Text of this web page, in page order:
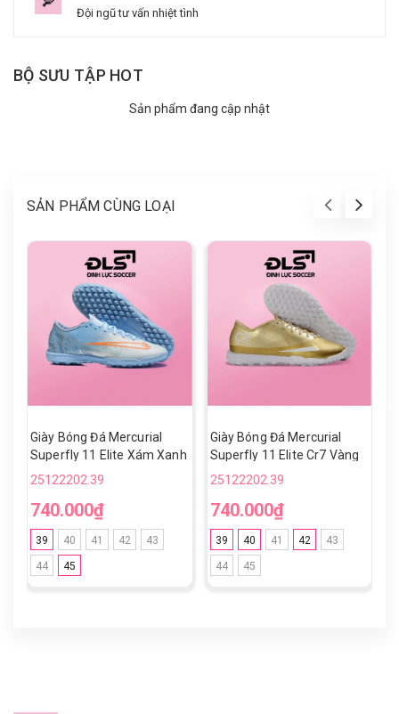
Đội ngũ tư vấn nhiệt tình
BỘ SƯU TẬP HOT
Sản phẩm đang cập nhật
SẢN PHẨM CÙNG LOẠI
Giày Bóng Đá Mercurial
Superfly 11 Elite Xám Xanh
Cổ Lửng TF
25122202.39
740.000₫
39 40 41 42 43
44 45
Giày Bóng Đá Mercurial
Superfly 11 Elite Cr7 Vàng
Đồng TF
25122202.39
740.000₫
39 40 41 42 43
44 45